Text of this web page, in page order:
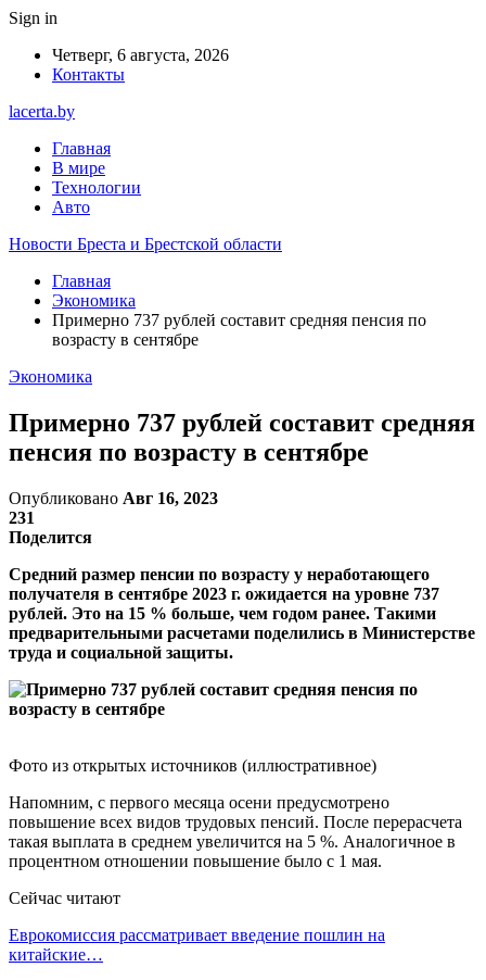
Sign in
Четверг, 6 августа, 2026
Контакты
lacerta.by
Главная
В мире
Технологии
Авто
Новости Бреста и Брестской области
Главная
Экономика
Примерно 737 рублей составит средняя пенсия по
возрасту в сентябре
Экономика
Примерно 737 рублей составит средняя
пенсия по возрасту в сентябре
Опубликовано Авг 16, 2023
231
Поделится
Средний размер пенсии по возрасту у неработающего
получателя в сентябре 2023 г. ожидается на уровне 737
рублей. Это на 15 % больше, чем годом ранее. Такими
предварительными расчетами поделились в Министерстве
труда и социальной защиты.
Фото из открытых источников (иллюстративное)
Напомним, с первого месяца осени предусмотрено
повышение всех видов трудовых пенсий. После перерасчета
такая выплата в среднем увеличится на 5 %. Аналогичное в
процентном отношении повышение было с 1 мая.
Сейчас читают
Еврокомиссия рассматривает введение пошлин на
китайские…